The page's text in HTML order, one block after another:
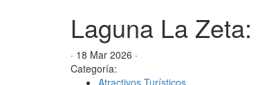
Laguna La
· 18 Mar 2026 ·
Categoría:
Atractivos Turísticos